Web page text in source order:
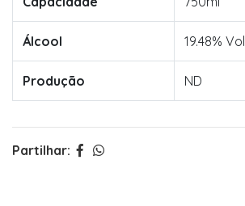
Álcool 19.48% Vol
Produção ND
Partilhar: